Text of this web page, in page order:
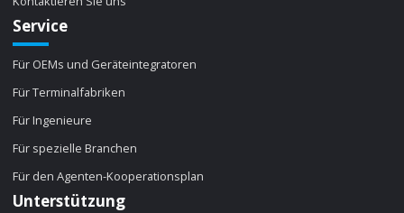
Service
Für OEMs und Geräteintegratoren
Für Terminalfabriken
Für Ingenieure
Für spezielle Branchen
Für den Agenten-Kooperationsplan
Unterstützung